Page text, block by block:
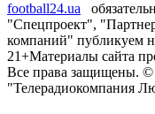
football24.ua
"Спецпроект",
компаний" публикуем
21+Материалы сайта
Все права защищены. ©
"Телерадиокомпания